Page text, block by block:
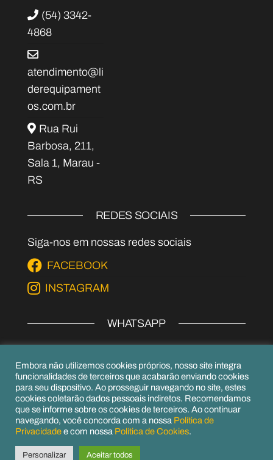
(54) 3342-
4868
atendimento@li
derequipament
os.com.br
Rua Rui
Barbosa, 211,
Sala 1, Marau -
RS
REDES SOCIAIS
Siga-nos em nossas redes sociais
FACEBOOK
INSTAGRAM
WHATSAPP
(54) 99979-6656
(54) 99156-6952
Orgulhosamente mantido com
Embora não utilizemos cookies próprios, nosso site integra
funcionalidades de terceiros que acabarão enviando cookies
para seu dispositivo. Ao prosseguir navegando no site, estes
cookies coletarão dados pessoais indiretos. Recomendamos
que se informe sobre os cookies de terceiros. Ao continuar
navegando, você concorda com a nossa Política de
Privacidadee com nossa Política de Cookies.
Personalizar Aceitar todos